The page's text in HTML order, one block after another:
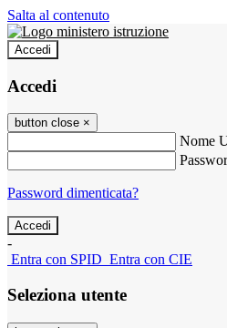
Salta al contenuto
Accedi
Accedi
button close ×
Nome
Password dimenticata?
-
Entra con SPID Entra con CIE
Seleziona utente